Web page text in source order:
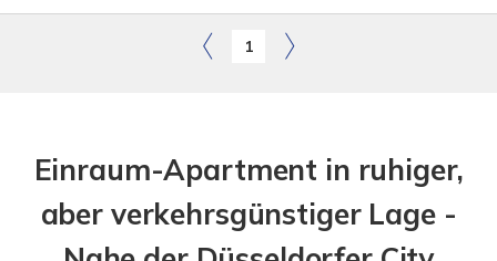
1
Einraum-Apartment in ruhiger,
aber verkehrsgünstiger Lage -